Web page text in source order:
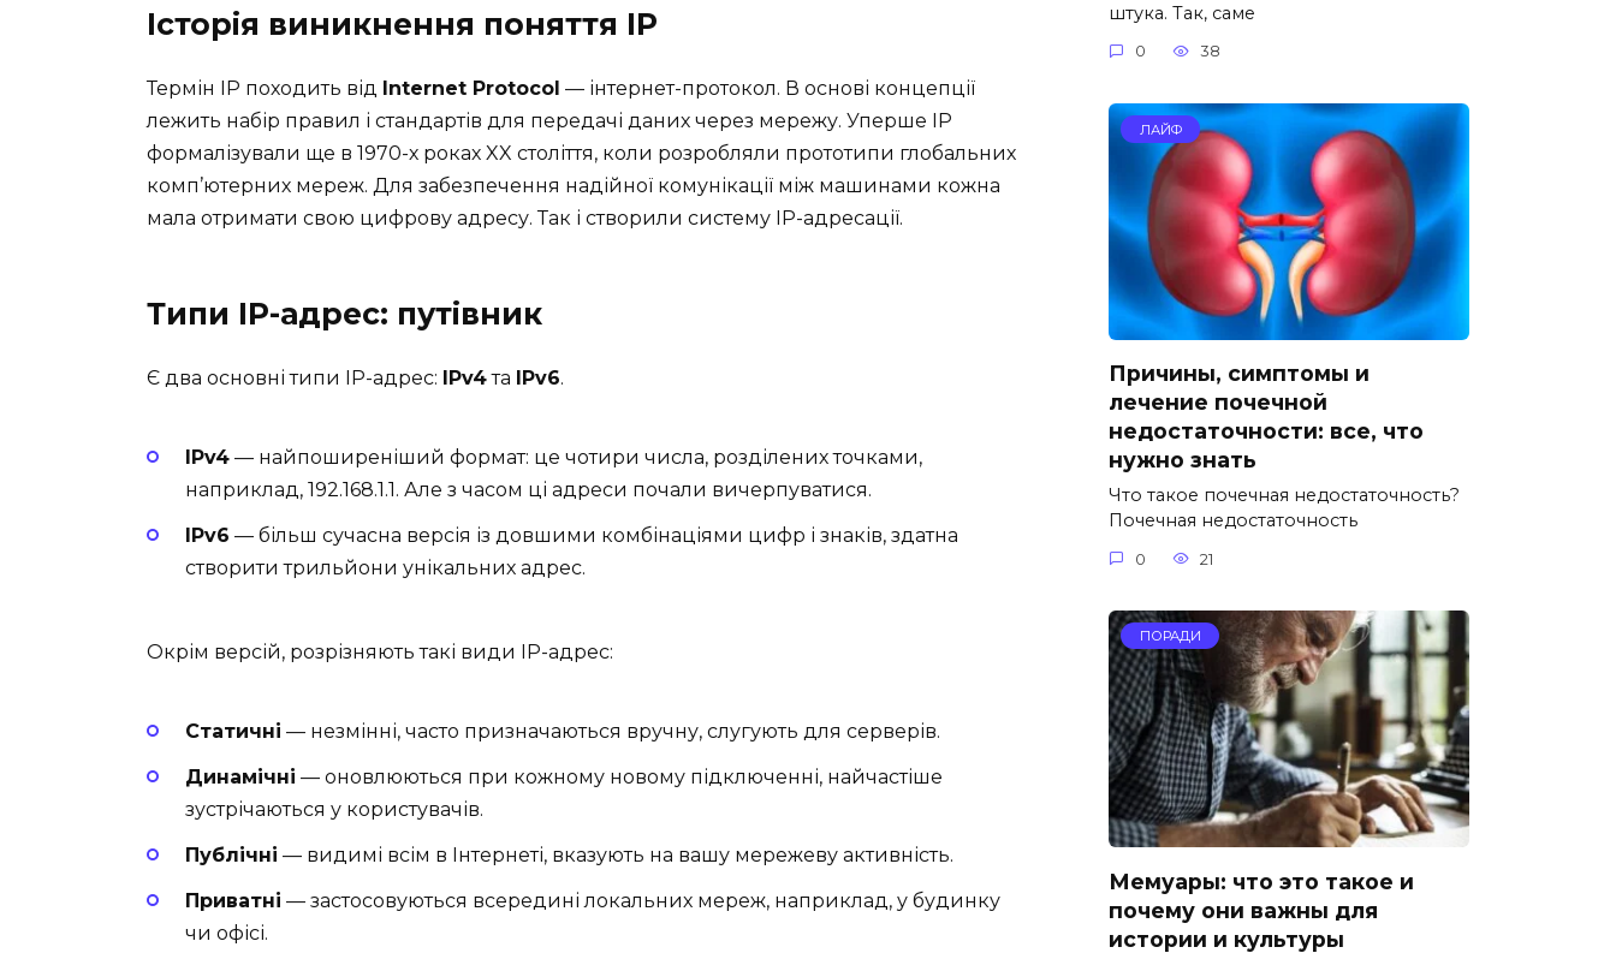
Історія виникнення поняття IP
Термін IP походить від Internet Protocol — інтернет-протокол. В основі концепції
лежить набір правил і стандартів для передачі даних через мережу. Уперше IP
формалізували ще в 1970-х роках XX століття, коли розробляли прототипи глобальних
комп’ютерних мереж. Для забезпечення надійної комунікації між машинами кожна
мала отримати свою цифрову адресу. Так і створили систему IP-адресації.
Типи IP-адрес: путівник
Є два основні типи IP-адрес: IPv4та IPv6.
IPv4 — найпоширеніший формат: це чотири числа, розділених точками,
наприклад, 192.168.1.1. Але з часом ці адреси почали вичерпуватися.
IPv6 — більш сучасна версія із довшими комбінаціями цифр і знаків, здатна
створити трильйони унікальних адрес.
Окрім версій, розрізняють такі види IP-адрес:
Статичні — незмінні, часто призначаються вручну, слугують для серверів.
Динамічні — оновлюються при кожному новому підключенні, найчастіше
зустрічаються у користувачів.
Публічні — видимі всім в Інтернеті, вказують на вашу мережеву активність.
Приватні — застосовуються всередині локальних мереж, наприклад, у будинку
чи офісі.
штука. Так, саме
0 38
ЛАЙФ
Причины, симптомы и
лечение почечной
недостаточности: все, что
нужно знать
Что такое почечная недостаточность?
Почечная недостаточность
0 21
ПОРАДИ
Мемуары: что это такое и
почему они важны для
истории и культуры